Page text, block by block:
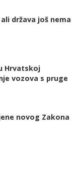
država još nema
Hrvatskoj
vozova s pruge
novog Zakona